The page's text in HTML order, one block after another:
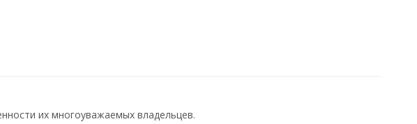
их многоуважаемых владельцев.